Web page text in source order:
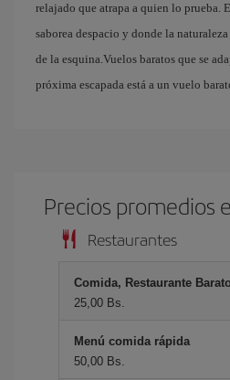
relajado que atrapa a quien lo prueba.
saborea despacio y donde la
de la esquina.Vuelos baratos que se
próxima escapada está a un vuelo
Precios promedios
Restaurantes
Comida, Restaurante
25,00 Bs.
Menú comida rápida
50,00 Bs.